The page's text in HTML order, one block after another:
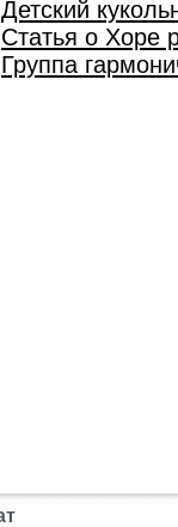
Детский
Статья о Хоре
Группа